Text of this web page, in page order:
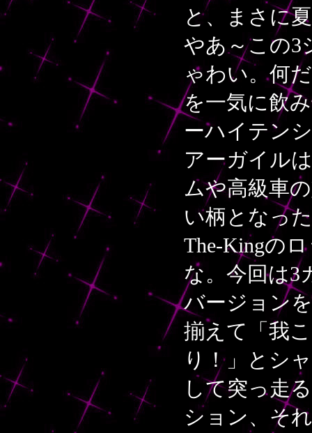
と、まさに
やあ～この3
ゃわい。何
を一気に飲
ーハイテン
アーガイル
ムや高級車
い柄となっ
The-Kingの
な。今回は3
バージョン
揃えて「我
り！」とシ
して突っ走
ション、そ